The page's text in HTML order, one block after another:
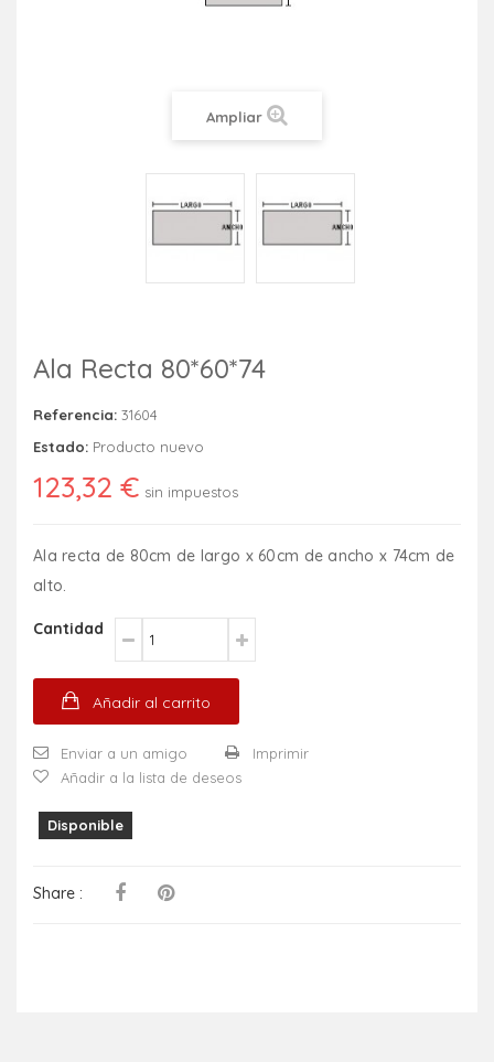
Ampliar
Ala Recta 80*60*74
Referencia: 31604
Estado: Producto nuevo
123,32 € sin impuestos
Ala recta de 80cm de largo x 60cm de ancho x 74cm de
alto.
Cantidad
Añadir al carrito
Enviar a un amigo
Imprimir
Añadir a la lista de deseos
Disponible
Share :